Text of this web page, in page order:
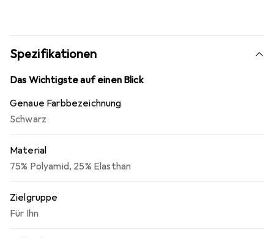
Spezifikationen
Das Wichtigste auf einen Blick
Genaue Farbbezeichnung
Schwarz
Material
75% Polyamid, 25% Elasthan
Zielgruppe
Für Ihn